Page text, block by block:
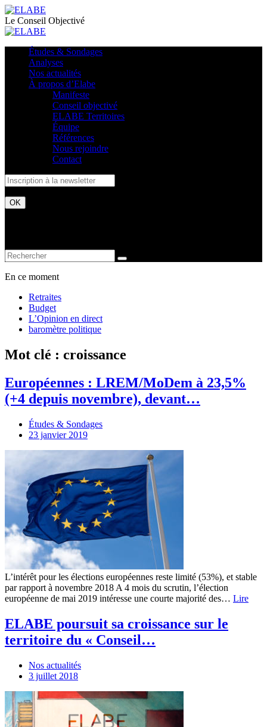
Le Conseil Objectivé
Études & Sondages
Analyses
Nos actualités
À propos d’Elabe
Manifeste
Conseil objectivé
ELABE Territoires
Équipe
Références
Nous rejoindre
Contact
En ce moment
Retraites
Budget
L’Opinion en direct
baromètre politique
Mot clé : croissance
Européennes : LREM/MoDem à 23,5%
(+4 depuis novembre), devant…
Études & Sondages
23 janvier 2019
L’intérêt pour les élections européennes reste limité (53%), et stable
par rapport à novembre 2018 A 4 mois du scrutin, l’élection
européenne de mai 2019 intéresse une courte majorité des… Lire
ELABE poursuit sa croissance sur le
territoire du « Conseil…
Nos actualités
3 juillet 2018